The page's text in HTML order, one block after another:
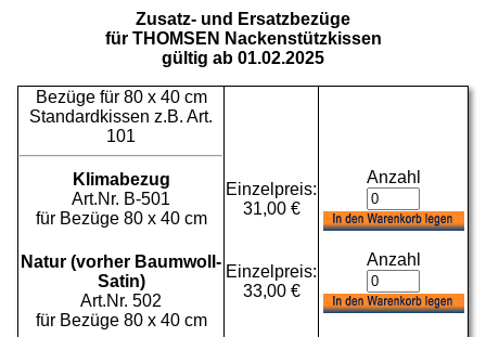
Zusatz- und Ersatzbezüge
für THOMSEN Nackenstützkissen
gültig ab 01.02.2025
Bezüge für 80 x 40 cm
Standardkissen z.B. Art.
101
Klimabezug
Art.Nr. B-501
für Bezüge 80 x 40 cm
Einzelpreis:
31,00 €
Anzahl
Natur (vorher Baumwoll-
Satin)
Art.Nr. 502
für Bezüge 80 x 40 cm
Einzelpreis:
33,00 €
Anzahl